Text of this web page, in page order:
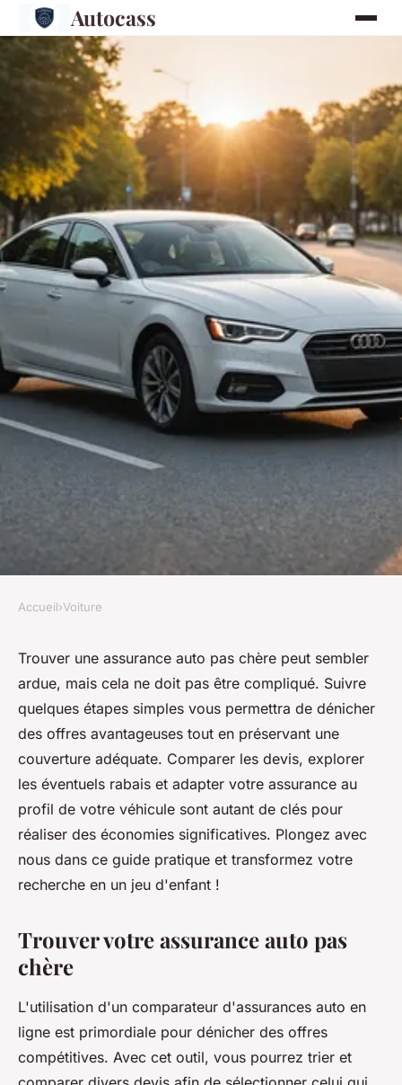
Autocass
Trouvez votre assurance auto
pas chère en quelques étapes
simples
Valentin•17 janvier 2025 •3 min de lecture
Accueil›Voiture
Trouver une assurance auto pas chère peut sembler
ardue, mais cela ne doit pas être compliqué. Suivre
quelques étapes simples vous permettra de dénicher
des offres avantageuses tout en préservant une
couverture adéquate. Comparer les devis, explorer
les éventuels rabais et adapter votre assurance au
profil de votre véhicule sont autant de clés pour
réaliser des économies significatives. Plongez avec
nous dans ce guide pratique et transformez votre
recherche en un jeu d'enfant !
Trouver votre assurance auto pas
chère
L'utilisation d'un comparateur d'assurances auto en
ligne est primordiale pour dénicher des offres
compétitives. Avec cet outil, vous pourrez trier et